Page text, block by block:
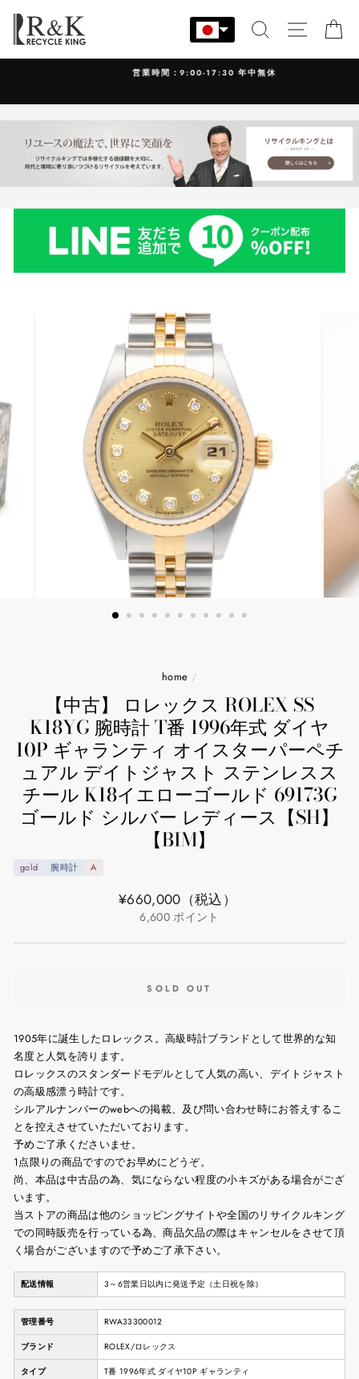
ン
す
検索 サイト
営業時間：9:00-17:30 年中無休
home /
【中古】 ロレックス ROLEX SS
K18YG 腕時計 T番 1996年式 ダイヤ
10P ギャランティ オイスターパーペチ
ュアル デイトジャスト ステンレスス
チール K18イエローゴールド 69173G
ゴールド シルバー レディース【SH】
【BIM】
gold 腕時計 A
通
¥660,000 （税込）
6,600 ポイント
SOLD OUT
1905年に誕生したロレックス。高級時計ブランドとして世界的な知
名度と人気を誇ります。
ロレックスのスタンダードモデルとして人気の高い、デイトジャスト
の高級感漂う時計です。
シルアルナンバーのwebへの掲載、及び問い合わせ時にお答えするこ
とを控えさせていただいております。
予めご了承くださいませ。
1点限りの商品ですのでお早めにどうぞ。
尚、本品は中古品の為、気にならない程度の小キズがある場合がござ
います。
当ストアの商品は他のショッピングサイトや全国のリサイクルキング
での同時販売を行っている為、商品欠品の際はキャンセルをさせて頂
く場合がございますので予めご了承下さい。
配送情報 3～6営業日以内に発送予定（土日祝を除）
管理番号 RWA33300012
ブランド ROLEX/ロレックス
タイプ T番 1996年式 ダイヤ10P ギャランティ